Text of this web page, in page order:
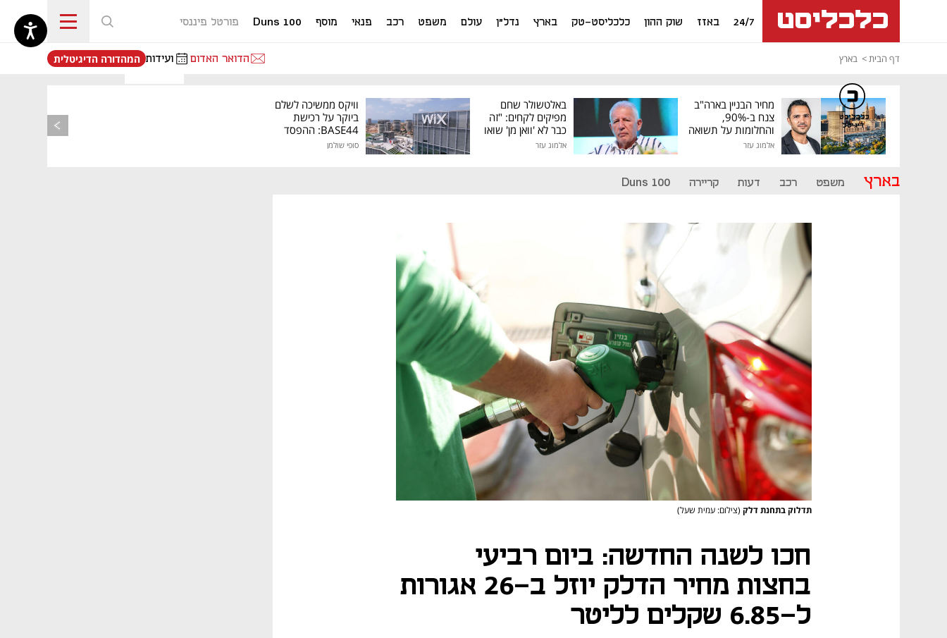
24/7 באזז שוק ההון כלכליסט-טק בארץ נדל"ן עולם משפט רכב פנאי מוסף Duns 100 פורטל פיננסי
דף הבית בארץ הדואר האדום ועידות
נפתח בכרטיסייה חדשה
המהדורה הדיגיטלית
מחיר הבניין בארה"ב
צנח ב-90%,
והחלומות על תשואה
גבוהה התנפצו
אלמוג עזר
באלטשולר שחם
מפיקים לקחים: "זה
כבר לא 'וואן מן' שואו
של גילעד"
אלמוג עזר
וויקס ממשיכה לשלם
ביוקר על רכישת
BASE44: ההפסד
סופי שולמן
בארץ משפט רכב דעות קריירה Duns 100
תדלוק בתחנת דלק (צילום: עמית שעל)
כלכליסט
דיגיטל
חכו לשנה החדשה: ביום רביעי
בחצות מחיר הדלק יוזל ב-26 אגורות
ל-6.85 שקלים לליטר